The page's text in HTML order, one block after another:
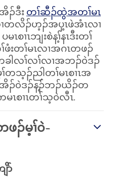
အိၣ်ဒီး တၢ်ဆီၣ်ထွဲအတၢ်မၤ
တလိၣ်ဟ့ၣ်အပှ့ၤဖဲအံၤလၢ
ၤစၢၤဘျးစဲန့ၢ်နၤဒီးတၢ်
းတၢ်မၤလၢအဂၤတဖၣ်
ါလၢ်လၢ်လၢအဘၣ်၀ဲဒၣ်
တသ့ၣ်ညါတၢ်မၤစၢၤအ
အိၣ်၀ဲဒၣ်န့ၣ်ဘၣ်ယိၣ်တ
ၤစၢၤတၢ်သ့၀ဲလီၤ.
ဖၣ်မ့ၢ်၀ဲ-
ာ်